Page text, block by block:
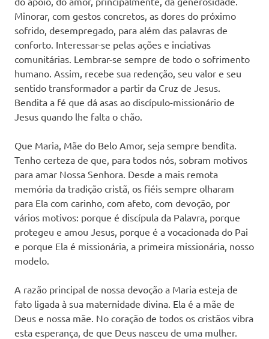
Minorar, com gestos concretos, as dores do próximo
sofrido, desempregado, para além das palavras de
conforto. Interessar-se pelas ações e inciativas
comunitárias. Lembrar-se sempre de todo o sofrimento
humano. Assim, recebe sua redenção, seu valor e seu
sentido transformador a partir da Cruz de Jesus.
Bendita a fé que dá asas ao discípulo-missionário de
Jesus quando lhe falta o chão.
Que Maria, Mãe do Belo Amor, seja sempre bendita.
Tenho certeza de que, para todos nós, sobram motivos
para amar Nossa Senhora. Desde a mais remota
memória da tradição cristã, os fiéis sempre olharam
para Ela com carinho, com afeto, com devoção, por
vários motivos: porque é discípula da Palavra, porque
protegeu e amou Jesus, porque é a vocacionada do Pai
e porque Ela é missionária, a primeira missionária, nosso
modelo.
A razão principal de nossa devoção a Maria esteja de
fato ligada à sua maternidade divina. Ela é a mãe de
Deus e nossa mãe. No coração de todos os cristãos vibra
esta esperança, de que Deus nasceu de uma mulher.